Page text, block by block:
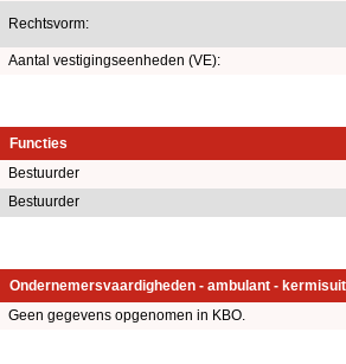
Rechtsvorm:
Aantal vestigingseenheden (VE):
Functies
Bestuurder
Bestuurder
Ondernemersvaardigheden - ambulant -
Geen gegevens opgenomen in KBO.